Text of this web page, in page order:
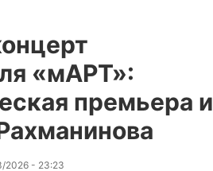
«мАРТ»:
премьера и
2026 - 23:23